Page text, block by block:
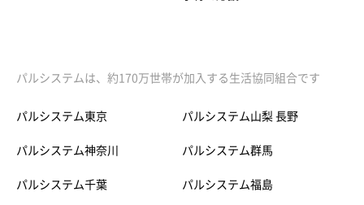
パルシステムは、約170万世帯が加入する生活協同組合です
パルシステム東京
パルシステム神奈川
パルシステム千葉
パルシステム山梨 長野
パルシステム群馬
パルシステム福島